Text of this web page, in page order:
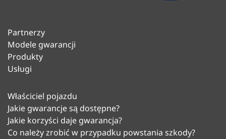
Partnerzy
Modele gwarancji
Produkty
Usługi
Właściciel pojazdu
Jakie gwarancje są dostępne?
Jakie korzyści daje gwarancja?
Co należy zrobić w przypadku powstania szkody?